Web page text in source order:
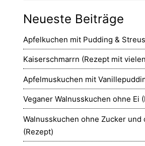
Neueste Beiträge
Apfelkuchen mit Pudding &
Kaiserschmarrn (Rezept mit
Apfelmuskuchen mit
Veganer Walnusskuchen ohne Ei
Walnusskuchen ohne Zucker und
(Rezept)